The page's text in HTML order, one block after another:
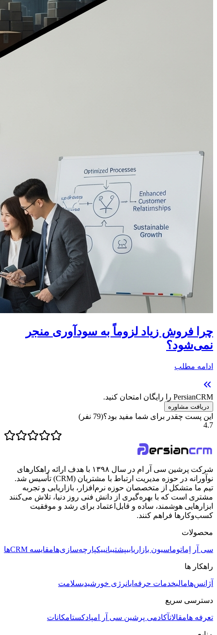
چرا فروش زیاد لزوماً به سودآوری منجر
نمی‌شود؟
ادامه مطلب
PersianCRM را رایگان امتحان کنید.
دریافت مشاوره
این پست چقدر برای شما مفید بود؟(
79 نفر)
4.7
شرکت پرشین سی آر ام در سال ۱۳۹۸ با هدف ارائه راهکارهای
نوآورانه در حوزه مدیریت ارتباط با مشتریان (CRM) تأسیس شد.
تیم ما متشکل از متخصصان حوزه نرم‌افزار، بازاریابی و تجربه
مشتری است که با بهره‌گیری از دانش فنی روز دنیا، تلاش می‌کنند
ابزارهایی هوشمند، ساده و قابل‌اعتماد برای رشد و موفقیت
کسب‌وکارها فراهم کنند.
محصولات
سی آر اِماتوماسیون بازاریابیپشتیبانییکپارچه‌سازی‌هامقایسه CRMها
راهکار ها
آژانس‌هامالیخدمات حرفه‌ایانرژی خورشیدیسلامت
دسترسی سریع
تعرفه هامقالاتآکادمی پرشین سی آر امپادکستامکانات